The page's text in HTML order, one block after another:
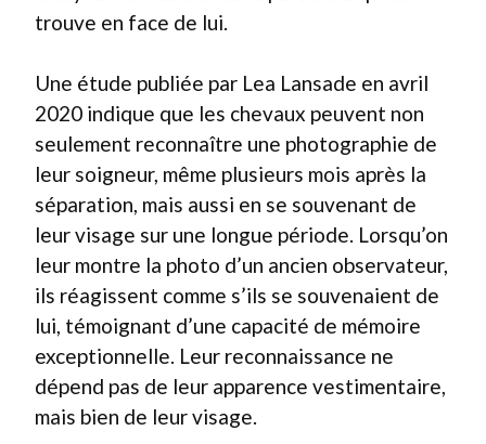
trouve en face de lui.
Une étude publiée par Lea Lansade en avril
2020 indique que les chevaux peuvent non
seulement reconnaître une photographie de
leur soigneur, même plusieurs mois après la
séparation, mais aussi en se souvenant de
leur visage sur une longue période. Lorsqu’on
leur montre la photo d’un ancien observateur,
ils réagissent comme s’ils se souvenaient de
lui, témoignant d’une capacité de mémoire
exceptionnelle. Leur reconnaissance ne
dépend pas de leur apparence vestimentaire,
mais bien de leur visage.